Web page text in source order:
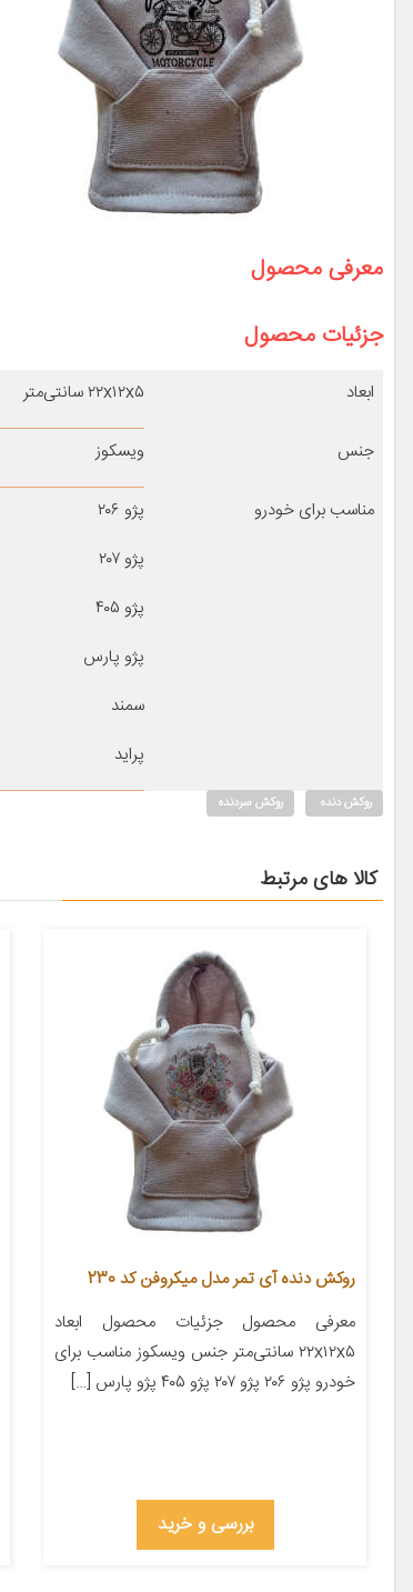
معرفی محصول
جزئیات محصول
ابعاد ۲۲x۱۲x۵ سانتی‌متر
جنس ویسکوز
مناسب برای خودرو
پژو ۲۰۶
پژو ۲۰۷
پژو ۴۰۵
پژو پارس
سمند
پراید
روکش دنده روکش سردنده
کالا های مرتبط
روکش دنده آی تمر مدل میکروفن کد 230
معرفی محصول جزئیات محصول ابعاد
۲۲x۱۲x۵ سانتی‌متر جنس ویسکوز مناسب برای
خودرو پژو ۲۰۶ پژو ۲۰۷ پژو ۴۰۵ پژو پارس […]
بررسی و خرید